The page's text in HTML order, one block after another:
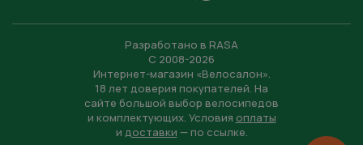
Разработано в RASA
С 2008-2026
Интернет-магазин «Велосалон».
18 лет доверия покупателей. На
сайте большой выбор велосипедов
и комплектующих. Условия оплаты
и доставки — по ссылке.